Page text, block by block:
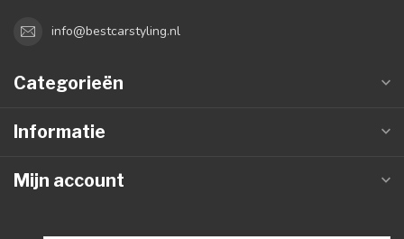
info@bestcarstyling.nl
Categorieën
Informatie
Mijn account